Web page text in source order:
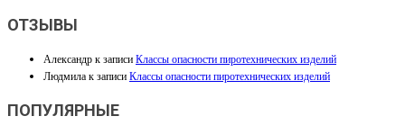
ОТЗЫВЫ
Александрк записиКлассы опасности пиротехнических изделий
Людмилак записиКлассы опасности пиротехнических изделий
ПОПУЛЯРНЫЕ